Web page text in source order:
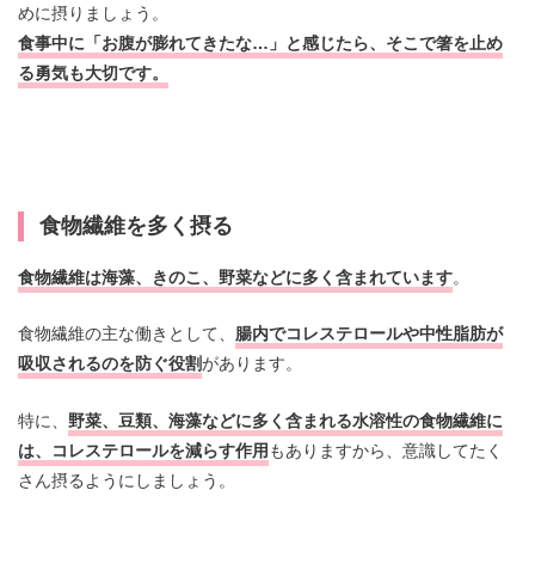
めに摂りましょう。
食事中に「お腹が膨れてきたな…」と感じたら、そこで箸を止め
る勇気も大切です。
食物繊維を多く摂る
食物繊維は海藻、きのこ、野菜などに多く含まれています。
食物繊維の主な働きとして、 腸内でコレステロールや中性脂肪が
吸収されるのを防ぐ役割があります。
特に、 野菜、豆類、海藻などに多く含まれる水溶性の食物繊維に
は、コレステロールを減らす作用 もありますから、意識してたく
さん摂るようにしましょう。